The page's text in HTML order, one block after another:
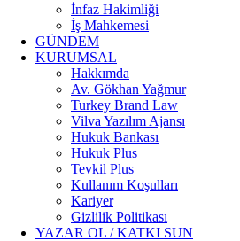
İnfaz Hakimliği
İş Mahkemesi
GÜNDEM
KURUMSAL
Hakkımda
Av. Gökhan Yağmur
Turkey Brand Law
Vilva Yazılım Ajansı
Hukuk Bankası
Hukuk Plus
Tevkil Plus
Kullanım Koşulları
Kariyer
Gizlilik Politikası
YAZAR OL / KATKI SUN